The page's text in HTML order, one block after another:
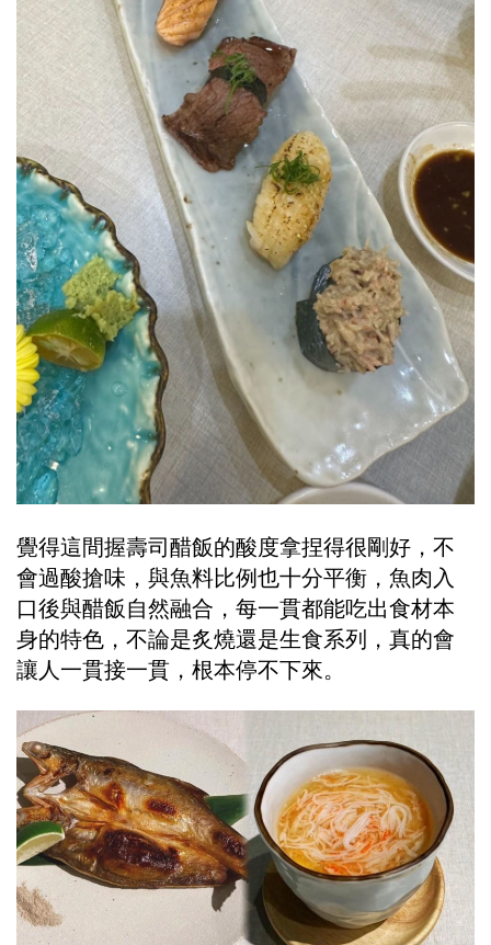
覺得這間握壽司醋飯的酸度拿捏得很剛好，不
會過酸搶味，與魚料比例也十分平衡，魚肉入
口後與醋飯自然融合，每一貫都能吃出食材本
身的特色，不論是炙燒還是生食系列，真的會
讓人一貫接一貫，根本停不下來。